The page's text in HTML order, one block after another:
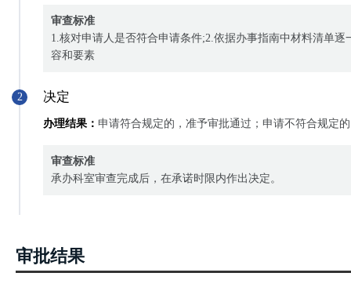
审查标准
1.核对申请人是否符合申请条件;2.依据办事指南中材料清单
容和要素
2 决定
办理结果： 申请符合规定的，准予审批通过；申请不符合规定
审查标准
承办科室审查完成后，在承诺时限内作出决定。
审批结果